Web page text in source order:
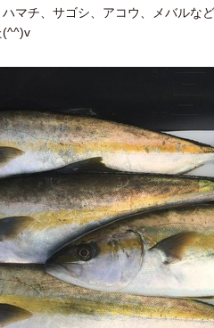
マチ、サゴシ、アコウ、メバルな
(^^)v